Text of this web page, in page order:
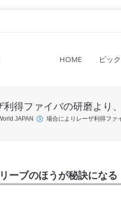
HOME ピッ
得ファイバの研磨より
JAPAN 場合によりレーザ利得ファ
ーブのほうが秘訣になる